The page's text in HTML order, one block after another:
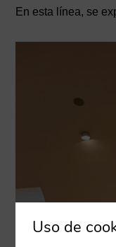
En esta línea, se
Uso de